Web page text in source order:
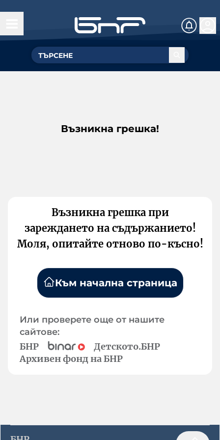
Възникна грешка!
Възникна грешка при
зареждането на съдържанието!
Моля, опитайте отново по-късно!
Към начална страница
Или проверете още от нашите
сайтове:
БНР
Детското.БНР
Архивен фонд на БНР